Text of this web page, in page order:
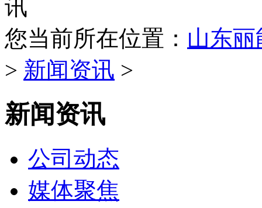
您当前所在位置： 山东
> 新闻资讯 >
新闻资讯
公司动态
媒体聚焦